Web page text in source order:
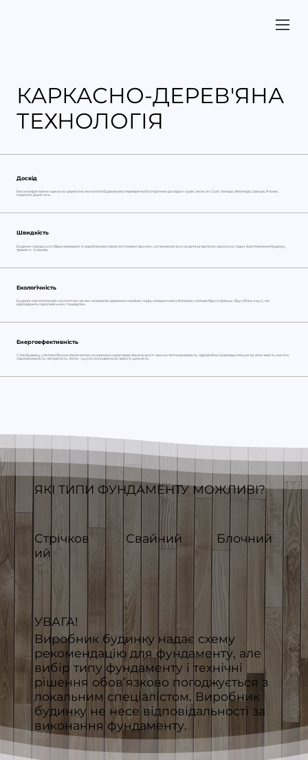
КАРКАСНО-ДЕРЕВ'ЯНА
ТЕХНОЛОГІЯ
Досвід
Високоефективна каркасно-дерев’яна технологія будівництва перевірена багаторічним досвідом країн, таких як США, Канада, Фінляндія, Швеція, Японія,
Норвегія, Данія та ін.
Швидкість
Будинок заводської збірки виїжджає із виробництва повністю готовим під ключ, і встановлюється на ділянці протягом декількох годин. Виготовлення будинку
триває 4 - 6 тижнів.
Екологічність
Будинок виготовлений з екологічно чистих матеріалів: деревина хвойних порід, мінеральний утеплювач, імітація бруса (фальш-брус/блок-хаус), які
відповідають європейським стандартам.
Енергоефективність
Стіни будинку утеплені базальтовою ватою, основними характеристиками якої є: низька теплопровідність, гідрофобна (водовідштовхуюча) властивість, висока
паропроникність, негорючість, тепло- і шумо-ізоляційні властивості, щільність.
ЯКІ ТИПИ ФУНДАМЕНТУ МОЖЛИВІ?
Стрічков
ий
Свайний Блочний
УВАГА!
Виробник будинку надає схему
рекомендацію для фундаменту, але
вибір типу фундаменту і технічні
рішення обов’язково погоджується з
локальним спеціалістом. Виробник
будинку не несе відповідальності за
виконання фундаменту.